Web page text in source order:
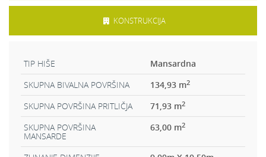
KONSTRUKCIJA
TIP HIŠE
Mansardna
SKUPNA BIVALNA POVRŠINA
134,93 m2
SKUPNA POVRŠINA PRITLIČJA 71,93 m2
SKUPNA POVRŠINA
MANSARDE
63,00 m2